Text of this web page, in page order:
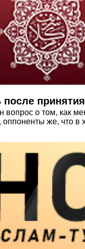
после
о том, как
оппоненты же, что